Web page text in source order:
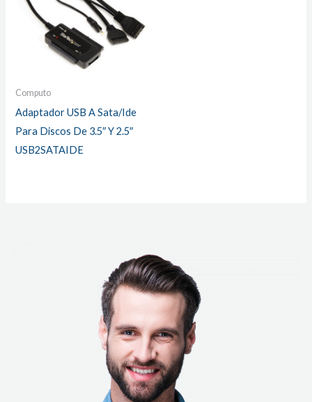
Computo
Adaptador USB A Sata/Ide
Para Discos De 3.5″ Y 2.5″
USB2SATAIDE